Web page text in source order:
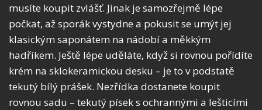
musíte koupit zvlášť. Jinak je samozřejmě lépe
počkat, až sporák vystydne a pokusit se umýt jej
klasickým saponátem na nádobí a měkkým
hadříkem. Ještě lépe uděláte, když si rovnou pořídíte
krém na sklokeramickou desku – je to v podstatě
tekutý bílý prášek. Nezřídka dostanete koupit
rovnou sadu – tekutý písek s ochrannými a lešticími